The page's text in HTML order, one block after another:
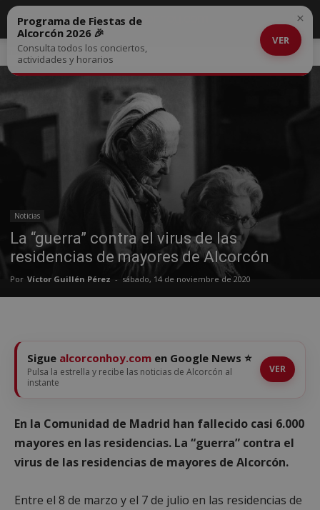
Inicio Noticias
Noticias
La “guerra” contra el virus de las
residencias de mayores de Alcorcón
Por Víctor Guillén Pérez - sábado, 14 de noviembre de 2020
Programa de Fiestas de
Alcorcón 2026 🎉
Consulta todos los conciertos,
actividades y horarios
VER
×
Sigue alcorconhoy.com en Google News ⭐
Pulsa la estrella y recibe las noticias de Alcorcón al
instante
VER
En la Comunidad de Madrid han fallecido casi 6.000
mayores en las residencias. La “guerra” contra el
virus de las residencias de mayores de Alcorcón.
Entre el 8 de marzo y el 7 de julio en las residencias de